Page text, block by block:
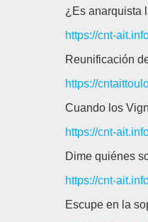
¿Es anarquista
https://cnt-
Reunificación
https://
Cuando los
https://cnt-
Dime quiénes
https://cnt-
Escupe en la